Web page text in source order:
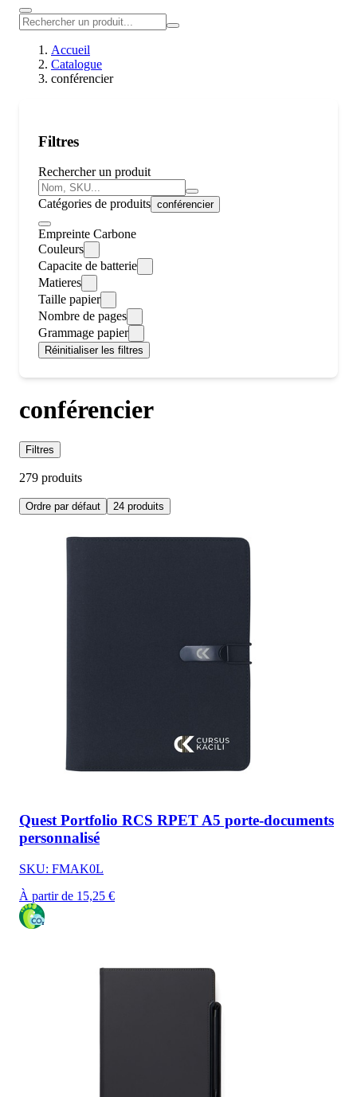
Accueil
Catalogue
conférencier
Filtres
Rechercher un produit
Catégories de produits conférencier
Empreinte Carbone
Couleurs
Capacite de batterie
Matieres
Taille papier
Nombre de pages
Grammage papier
Réinitialiser les filtres
conférencier
Filtres
279 produits
Ordre par défaut 24 produits
Quest Portfolio RCS RPET A5 porte-documents
personnalisé
SKU: FMAK0L
À partir de 15,25 €